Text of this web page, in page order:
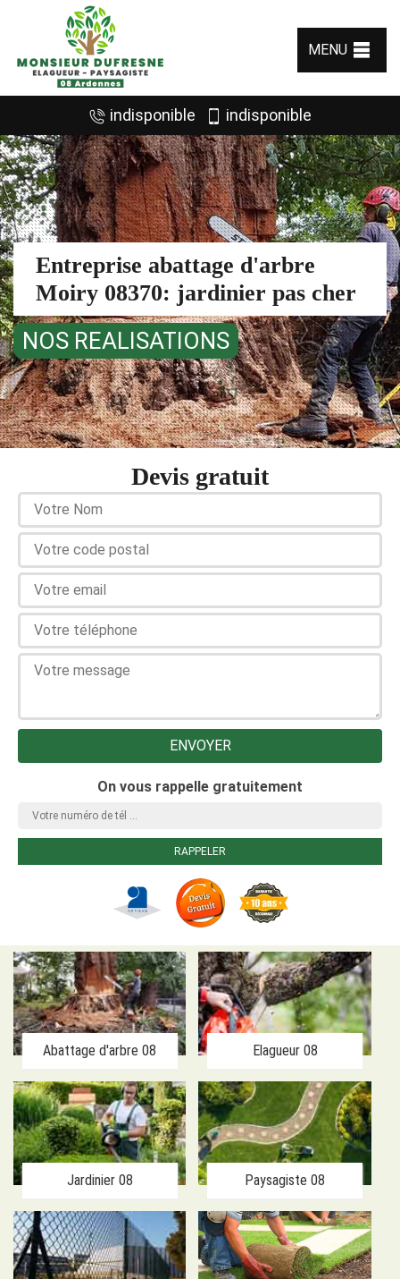
MENU
indisponible indisponible
Entreprise abattage d'arbre
Moiry 08370: jardinier pas cher
NOS REALISATIONS
Devis gratuit
On vous rappelle gratuitement
Abattage d'arbre 08 Elagueur 08
Jardinier 08 Paysagiste 08